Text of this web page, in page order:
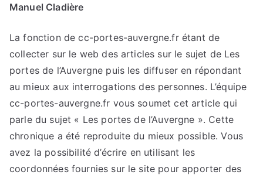
Manuel Cladière
La fonction de cc-portes-auvergne.fr étant de
collecter sur le web des articles sur le sujet de Les
portes de l’Auvergne puis les diffuser en répondant
au mieux aux interrogations des personnes. L’équipe
cc-portes-auvergne.fr vous soumet cet article qui
parle du sujet « Les portes de l’Auvergne ». Cette
chronique a été reproduite du mieux possible. Vous
avez la possibilité d’écrire en utilisant les
coordonnées fournies sur le site pour apporter des